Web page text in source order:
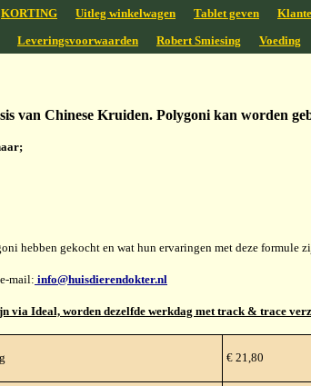
KORTING Uitleg winkelwagen Tablet geven
Leveringsvoorwaarden Robert Smiesing Voeding
van Chinese Kruiden. Polygoni kan worden
hebben gekocht en wat hun ervaringen met deze formule
mail: info@huisdierendokter.nl
via Ideal, worden dezelfde werkdag met track & trace
€ 21,80